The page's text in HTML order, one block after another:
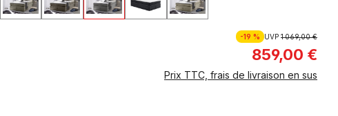
-19 % UVP 1 069,00 €
859,00 €
Prix TTC, frais de livraison en sus